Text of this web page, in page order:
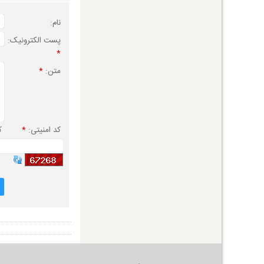
نام:
پست الکترونیک:
*
متن: *
کد امنیتی: *